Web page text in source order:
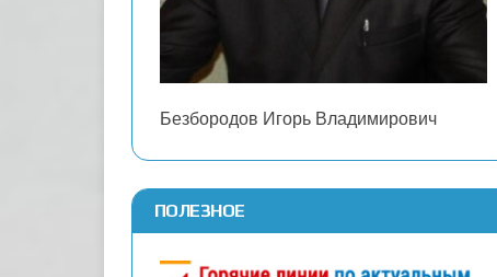
Безбородов Игорь Владимирович
ПОЛЕЗНОЕ